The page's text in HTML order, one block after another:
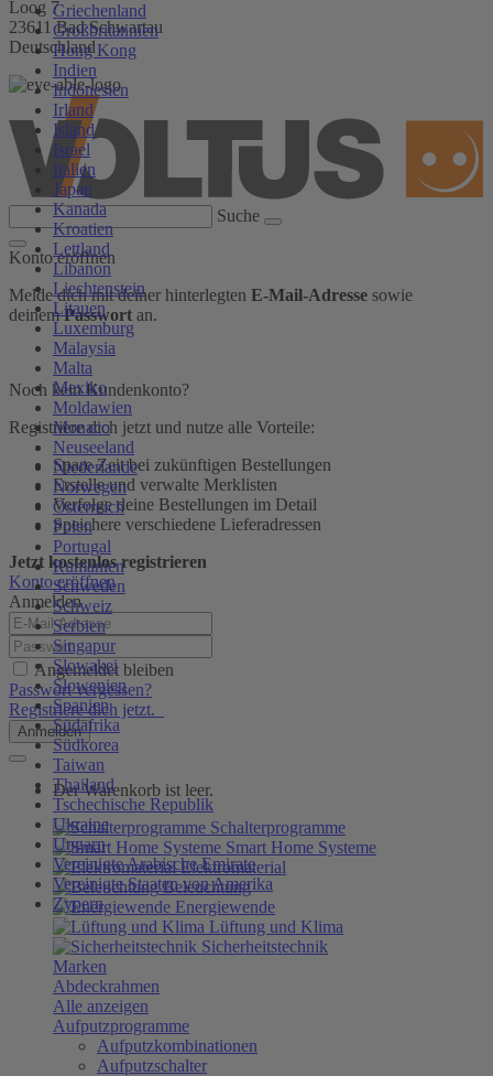
Griechenland
Großbritannien
Hong Kong
Indien
Indonesien
Irland
Island
Israel
Italien
Japan
Kanada
Kroatien
Lettland
Libanon
Liechtenstein
Litauen
Luxemburg
Malaysia
Malta
Mexiko
Moldawien
Monaco
Neuseeland
Niederlande
Norwegen
Österreich
Polen
Portugal
Rumänien
Schweden
Schweiz
Serbien
Singapur
Slowakei
Slowenien
Spanien
Südafrika
Südkorea
Taiwan
Thailand
Tschechische Republik
Ukraine
Ungarn
Vereinigte Arabische Emirate
Vereinigte Staaten von Amerika
Zypern
Loog 7
23611 Bad Schwartau
Deutschland
Suche
Konto eröffnen
Melde dich mit deiner hinterlegten E-Mail-Adresse sowie
deinemPasswort an.
Noch kein Kundenkonto?
Registriere dich jetzt und nutze alle Vorteile:
Spare Zeit bei zukünftigen Bestellungen
Erstelle und verwalte Merklisten
Verfolge deine Bestellungen im Detail
Speichere verschiedene Lieferadressen
Jetzt kostenlos registrieren
Konto eröffnen
Anmelden
Angemeldet bleiben
Passwort vergessen?
Registriere dich jetzt.
Anmelden
Der Warenkorb ist leer.
Schalterprogramme
Smart Home Systeme
Elektromaterial
Beleuchtung
Energiewende
Lüftung und Klima
Sicherheitstechnik
Marken
Abdeckrahmen
Alle anzeigen
Aufputzprogramme
Aufputzkombinationen
Aufputzschalter